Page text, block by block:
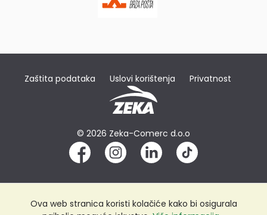
Zaštita podataka Uslovi korištenja Privatnost
© 2026 Zeka-Comerc d.o.o
Ova web stranica koristi kolačiće kako bi osigurala